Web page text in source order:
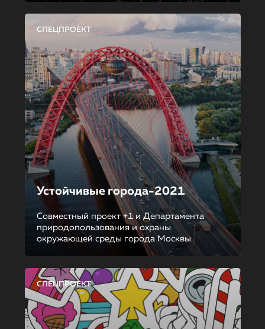
СПЕЦПРОЕКТ
Устойчивые города-2021
Совместный проект +1 и Департамента
природопользования и охраны
окружающей среды города Москвы
СПЕЦПРОЕКТ